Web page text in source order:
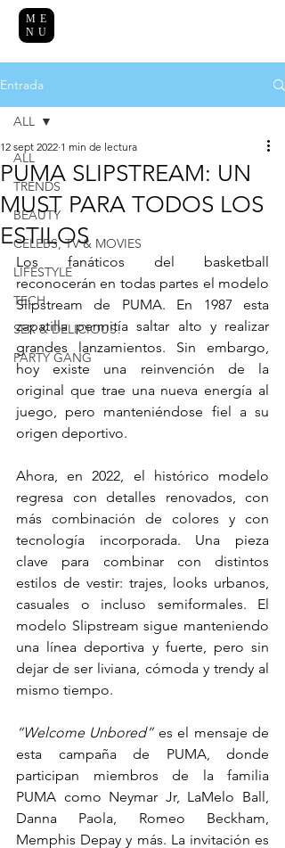
ME
NU
Entrada
ALL
TRENDS
BEAUTY
CELEBS, TV & MOVIES
LIFESTYLE
TECH
SEX & DELICIOUS!
PARTY GANG
ALL
PUMA SLIPSTREAM: UN
MUST PARA TODOS LOS
ESTILOS
12 sept 2022 1 min de lectura
Los fanáticos del basketball
reconocerán en todas partes el modelo
Slipstream de PUMA. En 1987 esta
zapatilla permitía saltar alto y realizar
grandes lanzamientos. Sin embargo,
hoy existe una reinvención de la
original que trae una nueva energía al
juego, pero manteniéndose fiel a su
origen deportivo.
Ahora, en 2022, el histórico modelo
regresa con detalles renovados, con
más combinación de colores y con
tecnología incorporada. Una pieza
clave para combinar con distintos
estilos de vestir: trajes, looks urbanos,
casuales o incluso semiformales. El
modelo Slipstream sigue manteniendo
una línea deportiva y fuerte, pero sin
dejar de ser liviana, cómoda y trendy al
mismo tiempo.
“Welcome Unbored” es el mensaje de
esta campaña de PUMA, donde
participan miembros de la familia
PUMA como Neymar Jr, LaMelo Ball,
Danna Paola, Romeo Beckham,
Memphis Depay y más. La invitación es